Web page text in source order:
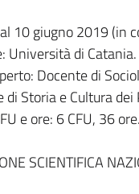
10 giugno 2019 (in
Università di Catania.
Docente di
di Storia e Cultura
e ore: 6 CFU, 36 ore.
SCIENTIFICA